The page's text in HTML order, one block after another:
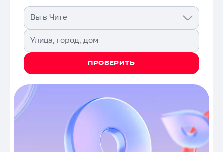
Вы в Чите
Улица, город, дом
ПРОВЕРИТЬ